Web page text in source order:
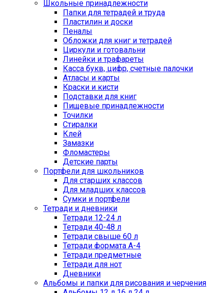
Школьные принадлежности
Папки для тетрадей и труда
Пластилин и доски
Пеналы
Обложки для книг и тетрадей
Циркули и готовальни
Линейки и трафареты
Касса букв, цифр, счетные палочки
Атласы и карты
Краски и кисти
Подставки для книг
Пищевые принадлежности
Точилки
Стиралки
Клей
Замазки
Фломастеры
Детские парты
Портфели для школьников
Для старших классов
Для младших классов
Сумки и портфели
Тетради и дневники
Тетради 12-24 л
Тетради 40-48 л
Тетради свыше 60 л
Тетради формата А-4
Тетради предметные
Тетради для нот
Дневники
Альбомы и папки для рисования и черчения